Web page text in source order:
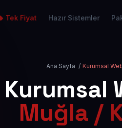
Tek Fiyat Hazır Sistemler
Ana Sayfa / Kurumsal
Kurumsal
Muğla /